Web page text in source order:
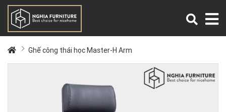
Ghế công thái học Master-H Arm